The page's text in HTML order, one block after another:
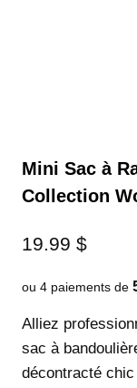
Mini Sac à
Collection
19.99 $
ou 4 paiements de
Alliez
sac à
décontracté